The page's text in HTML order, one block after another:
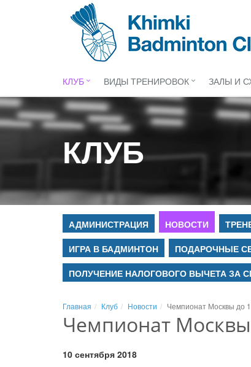
КЛУБ ВИДЫ ТРЕНИРОВОК ЗАЛЫ И
КЛУБ
АДМИНИСТРАЦИЯ НОВОСТИ
ИГРА В БАДМИНТОН
ПОДАРОЧНЫЕ
ПОЛУЧЕНИЕ НАЛОГОВОГО ВЫЧЕТА ЗА
Главная Клуб Новости Чемпионат Москвы до
Чемпионат Москвы
10 сентября 2018